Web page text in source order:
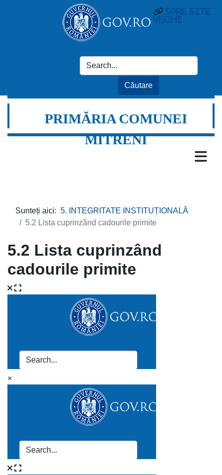
spre site
vechi
PRIMĂRIA COMUNEI
MITRENI
Sunteți aici: 5. INTEGRITATE INSTITUȚIONALĂ
5.2 Lista cuprinzând cadourile primite
5.2 Lista cuprinzând
cadourile primite
×